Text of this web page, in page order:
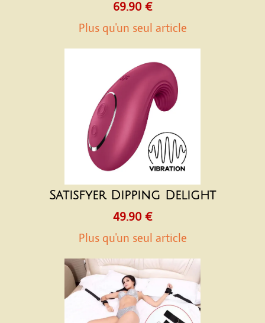
69.90 €
Plus qu'un seul article
Satisfyer Dipping Delight
49.90 €
Plus qu'un seul article